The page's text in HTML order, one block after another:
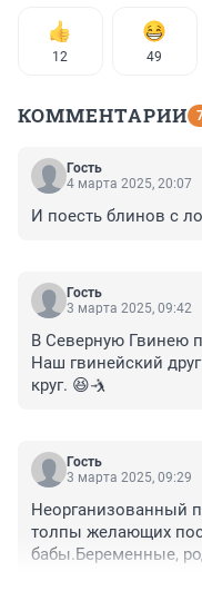
12 49
КОММЕНТАРИИ
Гость
4 марта 2025, 20:07
И поесть блинов с
Гость
3 марта 2025, 09:42
В Северную Гвинею
Наш гвинейский
круг. 😆🤺
Гость
3 марта 2025, 09:29
Неорганизованный
толпы желающих
бабы.Беременные,